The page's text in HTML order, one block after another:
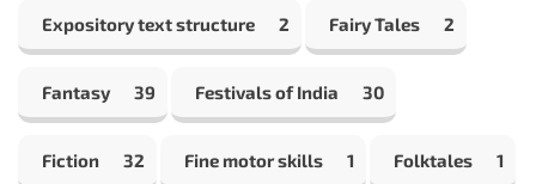
Expository text structure 2 Fairy Tales 2
Fantasy 39 Festivals of India 30
Fiction 32 Fine motor skills 1 Folktales 1